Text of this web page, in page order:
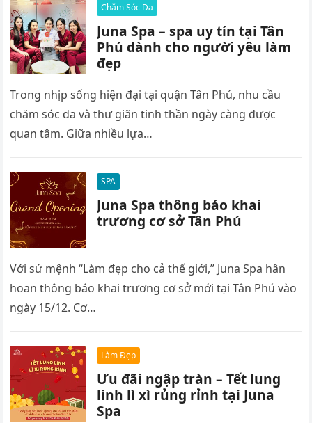
Chăm Sóc Da
Juna Spa – spa uy tín tại Tân
Phú dành cho người yêu làm
đẹp
Trong nhịp sống hiện đại tại quận Tân Phú, nhu cầu
chăm sóc da và thư giãn tinh thần ngày càng được
quan tâm. Giữa nhiều lựa…
SPA
Juna Spa thông báo khai
trương cơ sở Tân Phú
Với sứ mệnh “Làm đẹp cho cả thế giới,” Juna Spa hân
hoan thông báo khai trương cơ sở mới tại Tân Phú vào
ngày 15/12. Cơ…
Làm Đẹp
Ưu đãi ngập tràn – Tết lung
linh lì xì rủng rỉnh tại Juna
Spa